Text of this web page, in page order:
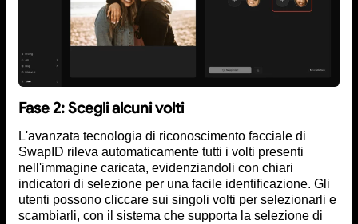
Fase 2: Scegli alcuni volti
L'avanzata tecnologia di riconoscimento facciale di
SwapID rileva automaticamente tutti i volti presenti
nell'immagine caricata, evidenziandoli con chiari
indicatori di selezione per una facile identificazione. Gli
utenti possono cliccare sui singoli volti per selezionarli e
scambiarli, con il sistema che supporta la selezione di